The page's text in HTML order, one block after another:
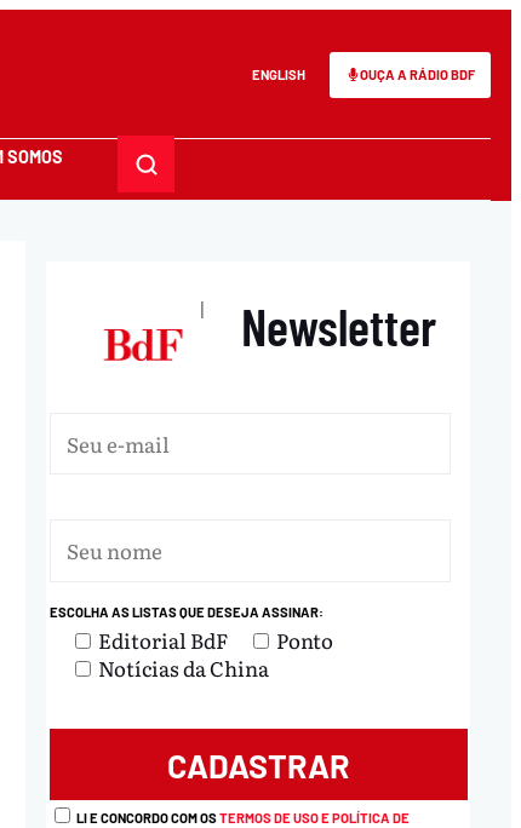
ENGLISH OUÇA A RÁDIO BDF
SOMOS
| Newsletter
ESCOLHA AS LISTAS QUE DESEJA ASSINAR:
Editorial BdF
Ponto
Notícias da China
LI E CONCORDO COM OSTERMOS DE USO E POLÍTICA DE